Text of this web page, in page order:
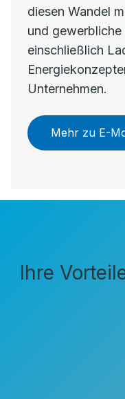
diesen Wandel
und
einschließlich
Unternehmen.
Mehr zu E-
Ihre